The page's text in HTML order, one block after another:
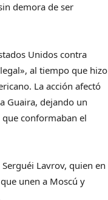
demora de ser
Unidos contra
al tiempo que hizo
La acción afectó
Guaira, dejando un
conformaban el
Lavrov, quien en
unen a Moscú y